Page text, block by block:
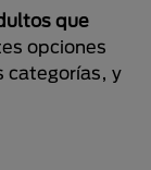
que
opciones
categorías, y